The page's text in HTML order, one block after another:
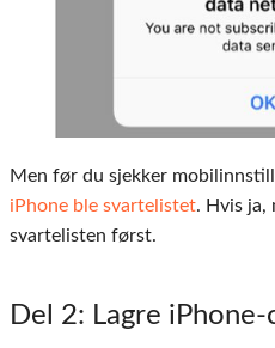
Men før du sjekker
iPhone ble svartelistet. Hvis ja,
svartelisten først.
Del 2: Lagre